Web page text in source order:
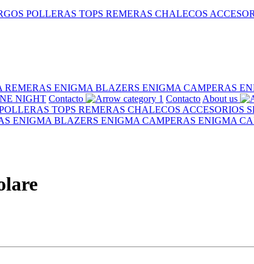
POLLERAS TOPS REMERAS CHALECOS
REMERAS ENIGMA BLAZERS ENIGMA CAMPERAS
NIGHT Contacto Contacto About us
TOPS REMERAS CHALECOS ACCESORIOS
ENIGMA BLAZERS ENIGMA CAMPERAS ENIGMA